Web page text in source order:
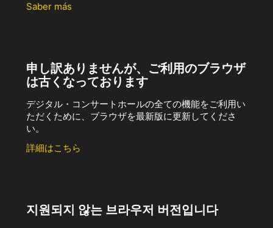
Saber más
申し訳ありませんが、ご利用のブラウザ
は古くなっております
デジタル・コンサートホールの全ての機能をご利用い
ただくために、ブラウザを最新版に更新してくださ
い。
詳細はこちら
지원되지 않는 브라우저 버전입니다